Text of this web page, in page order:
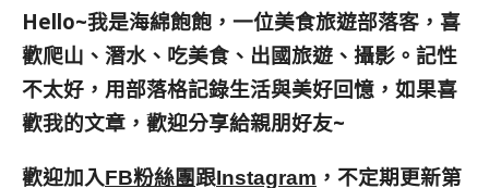
Hello~我是海綿飽飽，一位美食旅遊部落客， 喜
歡爬山、潛水、吃美食、出國旅遊、攝影。 記性
不太好，用部落格記錄生活與美好回憶， 如果喜
歡我的文章，歡迎分享給親朋好友~
歡迎加入FB粉絲團跟Instagram ，不定期更新第